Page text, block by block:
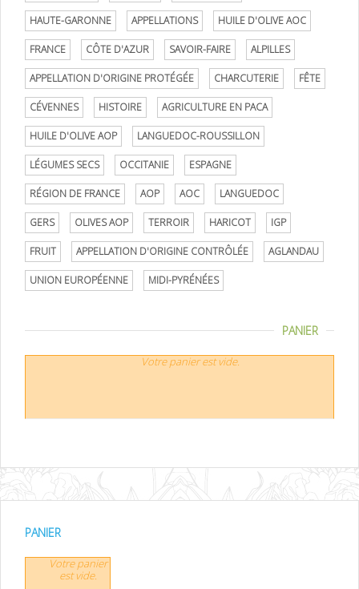
HAUTE-GARONNE APPELLATIONS HUILE D'OLIVE AOC
FRANCE CÔTE D'AZUR SAVOIR-FAIRE ALPILLES
APPELLATION D'ORIGINE PROTÉGÉE CHARCUTERIE FÊTE
CÉVENNES HISTOIRE AGRICULTURE EN PACA
HUILE D'OLIVE AOP LANGUEDOC-ROUSSILLON
LÉGUMES SECS OCCITANIE ESPAGNE
RÉGION DE FRANCE AOP AOC LANGUEDOC
GERS OLIVES AOP TERROIR HARICOT IGP
FRUIT APPELLATION D'ORIGINE CONTRÔLÉE AGLANDAU
UNION EUROPÉENNE MIDI-PYRÉNÉES
PANIER
Votre panier est vide.
PANIER
Votre panier
est vide.